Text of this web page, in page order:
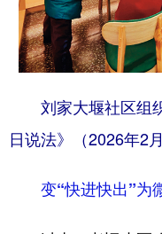
刘家大堰社区组
日说法》（2026年2
变“快进快出”为